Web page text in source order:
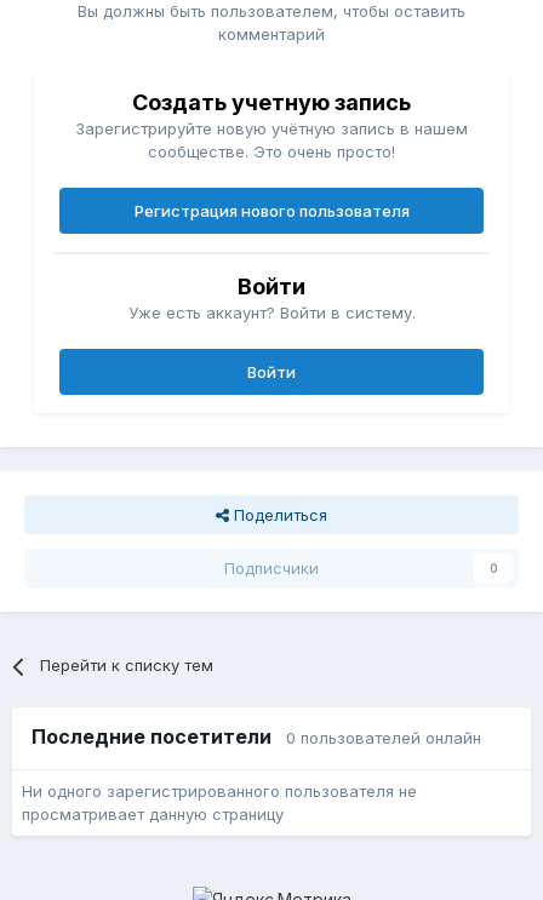
Вы должны быть пользователем, чтобы оставить
комментарий
Создать учетную запись
Зарегистрируйте новую учётную запись в нашем
сообществе. Это очень просто!
Регистрация нового пользователя
Войти
Уже есть аккаунт? Войти в систему.
Войти
Поделиться
Подписчики 0
Перейти к списку тем
Последние посетители 0 пользователей онлайн
Ни одного зарегистрированного пользователя не
просматривает данную страницу